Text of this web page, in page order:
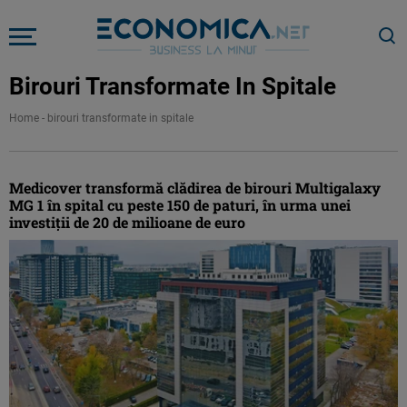
Birouri Transformate In Spitale
Home - birouri transformate in spitale
Medicover transformă clădirea de birouri Multigalaxy
MG 1 în spital cu peste 150 de paturi, în urma unei
investiţii de 20 de milioane de euro